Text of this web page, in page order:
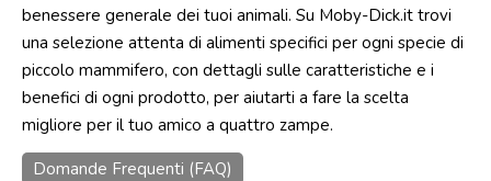
Punti
vendita
Blog
e
news
benessere generale dei tuoi animali. Su Moby-Dick.it trovi
una selezione attenta di alimenti specifici per ogni specie di
piccolo mammifero, con dettagli sulle caratteristiche e i
benefici di ogni prodotto, per aiutarti a fare la scelta
migliore per il tuo amico a quattro zampe.
Domande Frequenti (FAQ)